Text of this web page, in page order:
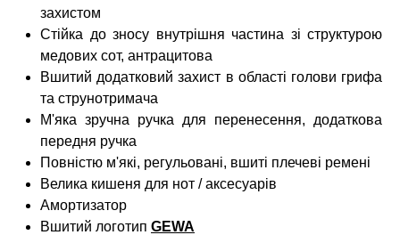
захистом
Стійка до зносу внутрішня частина зі структурою
медових сот, антрацитова
Вшитий додатковий захист в області голови грифа
та струнотримача
М'яка зручна ручка для перенесення, додаткова
передня ручка
Повністю м'які, регульовані, вшиті плечеві ремені
Велика кишеня для нот / аксесуарів
Амортизатор
Вшитий логотип GEWA